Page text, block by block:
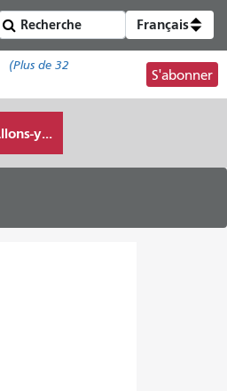
Français
(Plus de 32
S'abonner
y...